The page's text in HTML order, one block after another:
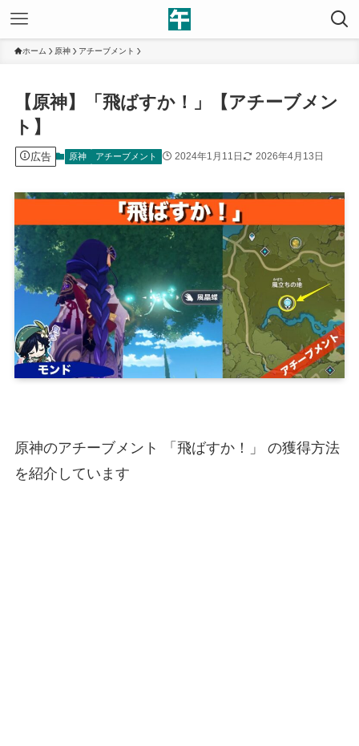
ホーム 原神 アチーブメント
【原神】「飛ばすか！」【アチーブメン
ト】
広告 原神 アチーブメント 2024年1月11日 2026年4月13日
原神のアチーブメント 「飛ばすか！」 の獲得方法
を紹介しています